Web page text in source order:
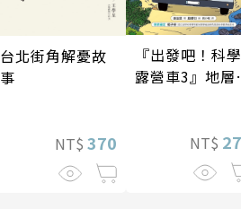
台北街角解憂故
事
NT$ 370
『出發吧！科學
露營車3』地層
NT$